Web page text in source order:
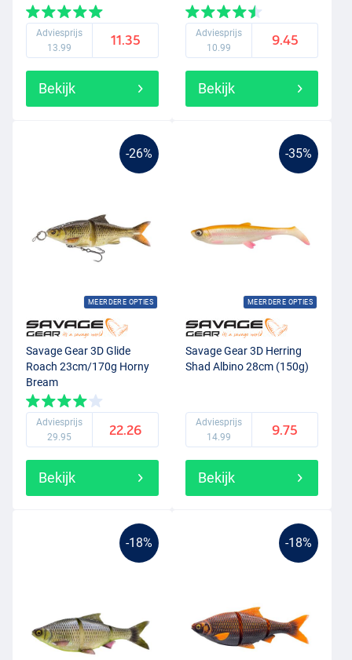
Adviesprijs
13.99
11.35
Bekijk
Adviesprijs
10.99
9.45
Bekijk
-26%
MEERDERE OPTIES
Savage Gear 3D Glide
Roach 23cm/170g Horny
Bream
Adviesprijs
29.95
22.26
Bekijk
-35%
MEERDERE OPTIES
Savage Gear 3D Herring
Shad Albino 28cm (150g)
Adviesprijs
14.99
9.75
Bekijk
-18% -18%